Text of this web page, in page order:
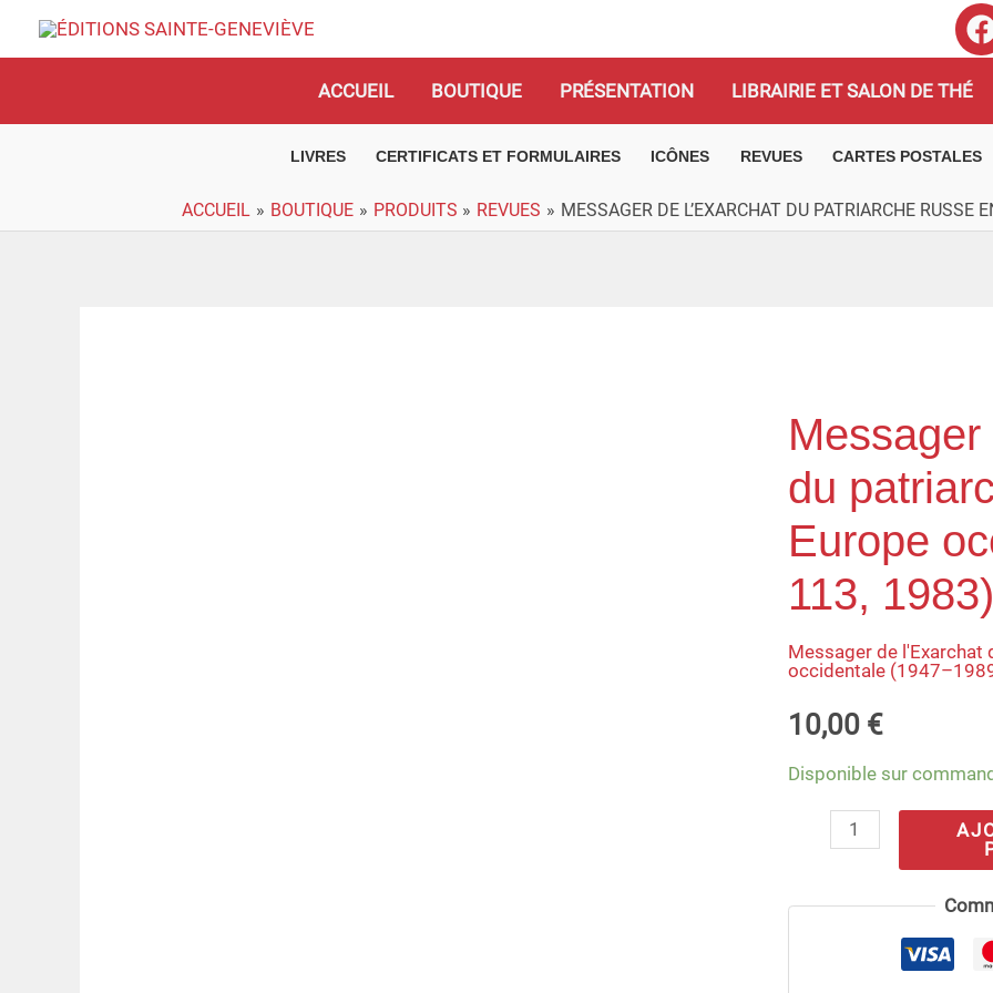
ACCUEIL BOUTIQUE PRÉSENTATION LIBRAIRIE ET SALON DE THÉ
LIVRES CERTIFICATS ET FORMULAIRES ICÔNES REVUES CARTES POSTALES
ACCUEIL BOUTIQUE PRODUITS REVUES MESSAGER DE L’EXARCHAT DU PATRIARCHE RUSSE
Messager
du
Europe
113, 1983)
Messager de l'Exarchat
occidentale
10,00 €
Disponible sur
quantité
de
Messager
de
l'Exarchat
du
russe
Europe
occidentale